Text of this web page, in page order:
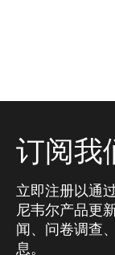
订阅我
立即注册以通
尼韦尔产品更
闻、问卷调查
息。